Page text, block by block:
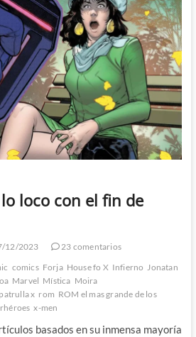
loco con el fin de
12/2023
23 comentarios
comics Forja House fo X Infierno Jonatan
Marvel Mística Moira
patrulla x rom ROM el mas grande de los
x-men
basados en su inmensa mayoría